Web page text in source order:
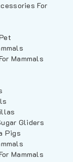
For
Mammals
Gliders
Pigs
Mammals